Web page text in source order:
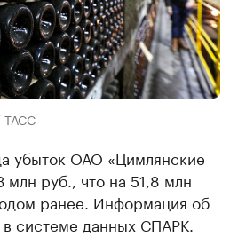
ТАСС
убыток ОАО «Цимлянские
млн руб., что на 51,8 млн
ранее. Информация об
в системе данных СПАРК.